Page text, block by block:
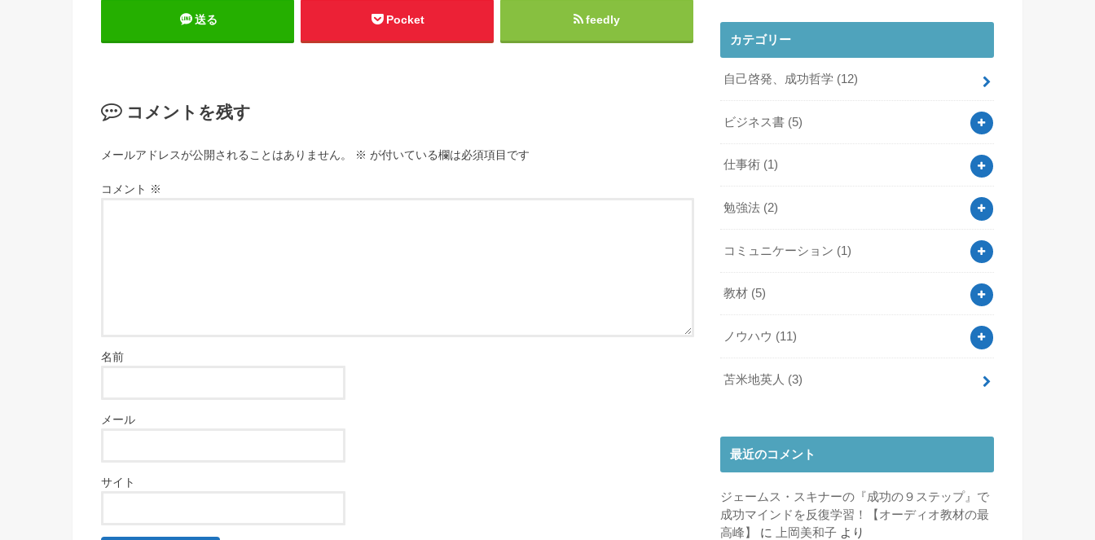
送る Pocket feedly
コメントを残す
メールアドレスが公開されることはありません。 ※ が付いている欄は必須項目です
コメント ※
名前
メール
サイト
カテゴリー
自己啓発、成功哲学 (12)
ビジネス書 (5)
仕事術 (1)
勉強法 (2)
コミュニケーション (1)
教材 (5)
ノウハウ (11)
苫米地英人 (3)
最近のコメント
ジェームス・スキナーの『成功の９ステップ』で
成功マインドを反復学習！【オーディオ教材の最
高峰】
に 上岡美和子 より